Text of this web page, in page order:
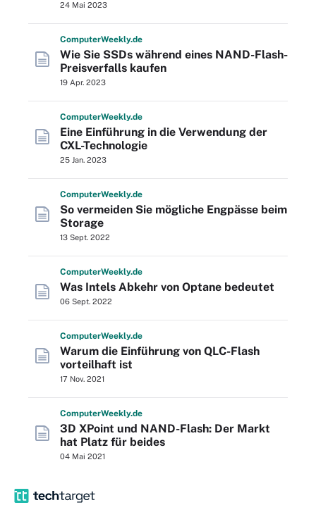
24 Mai 2023
ComputerWeekly.de
Wie Sie SSDs während eines NAND-Flash-
Preisverfalls kaufen
19 Apr. 2023
ComputerWeekly.de
Eine Einführung in die Verwendung der
CXL-Technologie
25 Jan. 2023
ComputerWeekly.de
So vermeiden Sie mögliche Engpässe beim
Storage
13 Sept. 2022
ComputerWeekly.de
Was Intels Abkehr von Optane bedeutet
06 Sept. 2022
ComputerWeekly.de
Warum die Einführung von QLC-Flash
vorteilhaft ist
17 Nov. 2021
ComputerWeekly.de
3D XPoint und NAND-Flash: Der Markt
hat Platz für beides
04 Mai 2021